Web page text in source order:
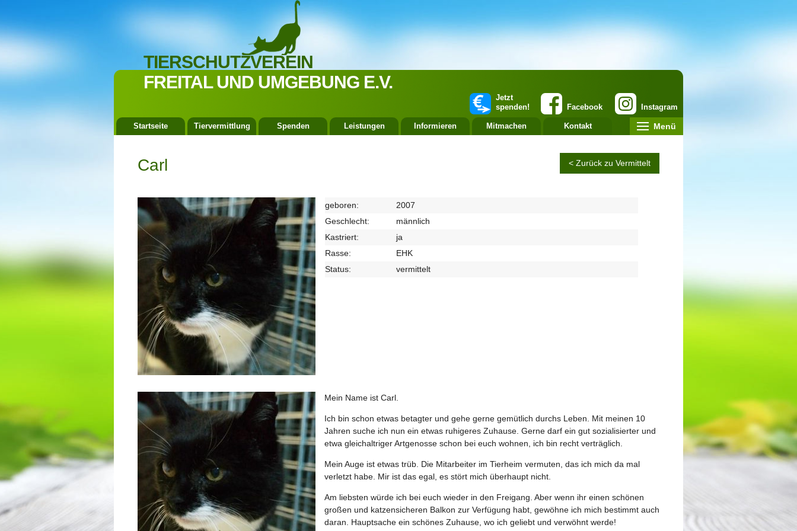
TIERSCHUTZVEREIN
FREITAL UND UMGEBUNG E.V.
Instagram
Facebook
Jetzt
spenden!
Startseite Tiervermittlung Spenden Leistungen Informieren Mitmachen Kontakt Menü
Carl < Zurück zu Vermittelt
geboren:
2007
Geschlecht:
männlich
Kastriert:
ja
Rasse:
EHK
Status:
vermittelt
Mein Name ist Carl.
Ich bin schon etwas betagter und gehe gerne gemütlich durchs Leben. Mit meinen 10
Jahren suche ich nun ein etwas ruhigeres Zuhause. Gerne darf ein gut sozialisierter und
etwa gleichaltriger Artgenosse schon bei euch wohnen, ich bin recht verträglich.
Mein Auge ist etwas trüb. Die Mitarbeiter im Tierheim vermuten, das ich mich da mal
verletzt habe. Mir ist das egal, es stört mich überhaupt nicht.
Am liebsten würde ich bei euch wieder in den Freigang. Aber wenn ihr einen schönen
großen und katzensicheren Balkon zur Verfügung habt, gewöhne ich mich bestimmt auch
daran. Hauptsache ein schönes Zuhause, wo ich geliebt und verwöhnt werde!